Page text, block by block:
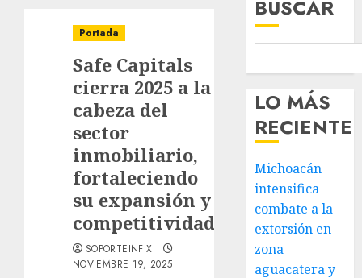
Portada
Safe Capitals
cierra 2025 a la
cabeza del
sector
inmobiliario,
fortaleciendo
su expansión y
competitividad
SOPORTEINFIX
NOVIEMBRE 19, 2025
BUSCAR
LO MÁS
RECIENTE
Michoacán
intensifica
combate a la
extorsión en
zona
aguacatera y